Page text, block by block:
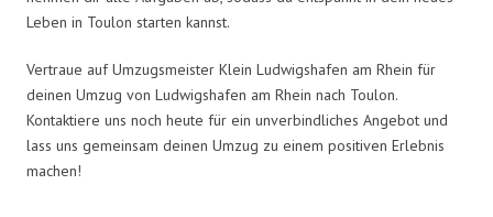
Leben in Toulon starten kannst.
Vertraue auf Umzugsmeister Klein Ludwigshafen am Rhein für
deinen Umzug von Ludwigshafen am Rhein nach Toulon.
Kontaktiere uns noch heute für ein unverbindliches Angebot und
lass uns gemeinsam deinen Umzug zu einem positiven Erlebnis
machen!